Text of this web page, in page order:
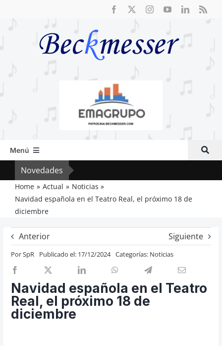
Menú
Inicio
Actual
Artículos
Previos de ópera
Entrevistas
Recomendación
Cosas de Beckmesser
Nosotros y privacidad
Buscar:
Novedades
Home Actual
Noticias
Navidad española en el Teatro Real, el próximo 18 de
diciembre
Anterior Siguiente
PorSpR Publicado el: 17/12/2024 Categorías: Noticias
Navidad española en el Teatro
Real, el próximo 18 de
diciembre